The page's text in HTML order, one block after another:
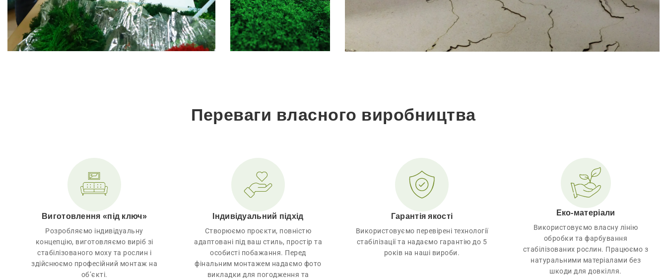
Переваги власного виробництва
Виготовлення «під ключ»
Розробляємо індивідуальну
концепцію, виготовляємо виріб зі
стабілізованого моху та рослин і
здійснюємо професійний монтаж на
об’єкті.
Індивідуальний підхід
Створюємо проєкти, повністю
адаптовані під ваш стиль, простір та
особисті побажання. Перед
фінальним монтажем надаємо фото
викладки для погодження та
Гарантія якості
Використовуємо перевірені технології
стабілізації та надаємо гарантію до 5
років на наші вироби.
Еко-матеріали
Використовуємо власну лінію
обробки та фарбування
стабілізованих рослин. Працюємо з
натуральними матеріалами без
шкоди для довкілля.